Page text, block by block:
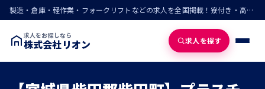
製造・倉庫・軽作業・フォークリフトなどの求人を全国掲載！寮付き・高収入・即入寮の仕事が見つかる
求人をお探しなら
株式会社リオン 求人を探す